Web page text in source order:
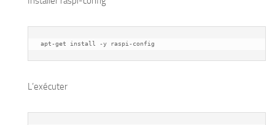
apt-get install -y raspi-config
L’exécuter